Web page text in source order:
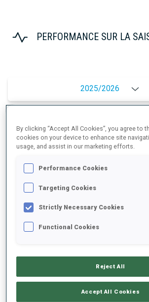
PERFORMANCE SUR LA
2025/2026
MOYENNE DE PERFORMANCE
RETARD SUR LE MEILLEUR CHRONO SKI
TIR DEBOUT
TENDANCE DES PERFORMANCES
By clicking “Accept All Cookies”, you agree to
cookies on your device to enhance site
usage, and assist in our marketing efforts.
Performance Cookies
Targeting Cookies
Strictly Necessary Cookies
Functional Cookies
Reject All
Accept All Cookies